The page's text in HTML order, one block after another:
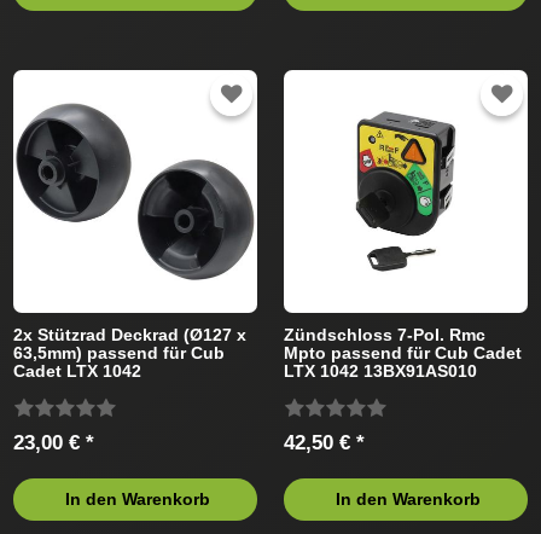
2x Stützrad Deckrad (Ø127 x
63,5mm) passend für Cub
Cadet LTX 1042
Rasentraktor
23,00 € *
In den Warenkorb
Zündschloss 7-Pol. Rmc
Mpto passend für Cub Cadet
LTX 1042 13BX91AS010
42,50 € *
In den Warenkorb